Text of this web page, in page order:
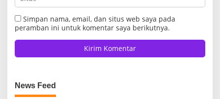
Simpan nama, email, dan situs web saya pada
peramban ini untuk komentar saya berikutnya.
News Feed